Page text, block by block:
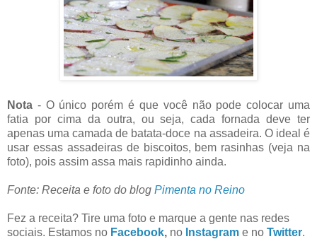
Nota - O único porém é que você não pode colocar uma
fatia por cima da outra, ou seja, cada fornada deve ter
apenas uma camada de batata-doce na assadeira. O ideal é
usar essas assadeiras de biscoitos, bem rasinhas (veja na
foto), pois assim assa mais rapidinho ainda.
Fonte: Receita e foto do blog Pimenta no Reino
Fez a receita? Tire uma foto e marque a gente nas redes
sociais. Estamos no Facebook, no Instagram e no Twitter.